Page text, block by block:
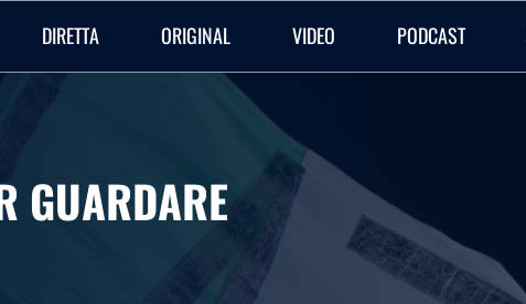
DIRETTA ORIGINAL VIDEO PODCAST
GUARDARE